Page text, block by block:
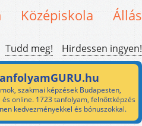
Középiskola Állás
Tudd meg! Hirdessen ingyen!
szakmai képzések Budapesten,
online. 1723 tanfolyam, felnőttképzés
kedvezményekkel és bónuszokkal.